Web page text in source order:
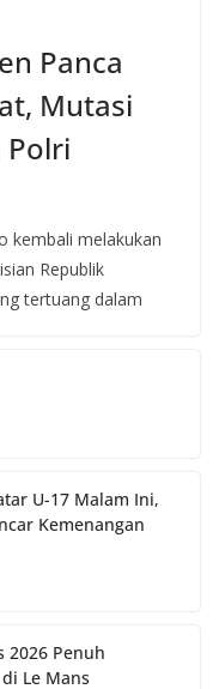
Panca
Mutasi
Polri
kembali melakukan
Republik
tertuang dalam
U-17 Malam Ini,
Kemenangan
2026 Penuh
Le Mans